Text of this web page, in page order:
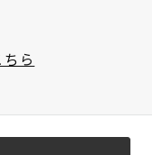
ら